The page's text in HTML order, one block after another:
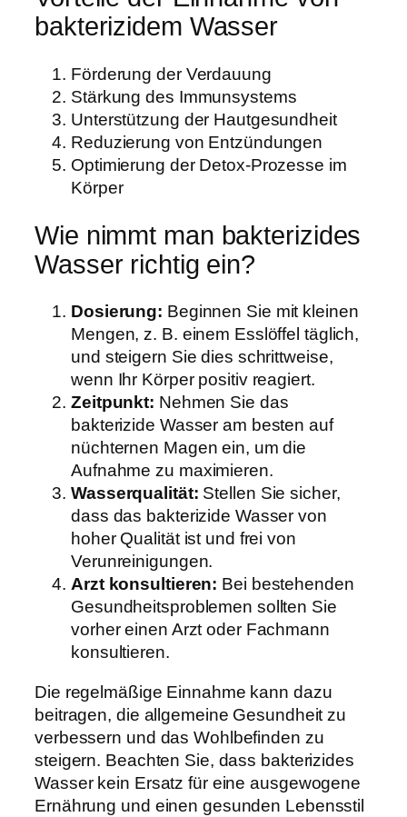
bakterizidem Wasser
Förderung der Verdauung
Stärkung des Immunsystems
Unterstützung der Hautgesundheit
Reduzierung von Entzündungen
Optimierung der Detox-Prozesse im
Körper
Wie nimmt man bakterizides
Wasser richtig ein?
Dosierung: Beginnen Sie mit kleinen
Mengen, z. B. einem Esslöffel täglich,
und steigern Sie dies schrittweise,
wenn Ihr Körper positiv reagiert.
Zeitpunkt: Nehmen Sie das
bakterizide Wasser am besten auf
nüchternen Magen ein, um die
Aufnahme zu maximieren.
Wasserqualität: Stellen Sie sicher,
dass das bakterizide Wasser von
hoher Qualität ist und frei von
Verunreinigungen.
Arzt konsultieren: Bei bestehenden
Gesundheitsproblemen sollten Sie
vorher einen Arzt oder Fachmann
konsultieren.
Die regelmäßige Einnahme kann dazu
beitragen, die allgemeine Gesundheit zu
verbessern und das Wohlbefinden zu
steigern. Beachten Sie, dass bakterizides
Wasser kein Ersatz für eine ausgewogene
Ernährung und einen gesunden Lebensstil